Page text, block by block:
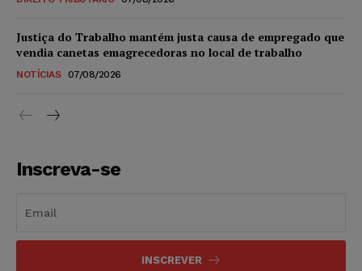
Justiça do Trabalho mantém justa causa de empregado que
vendia canetas emagrecedoras no local de trabalho
NOTÍCIAS 07/08/2026
Inscreva-se
INSCREVER